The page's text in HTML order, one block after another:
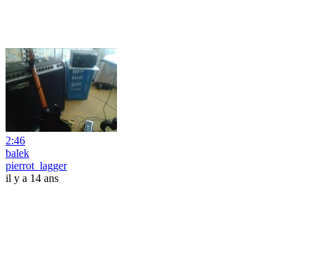
2:46
balek
pierrot_lagger
il y a 14 ans